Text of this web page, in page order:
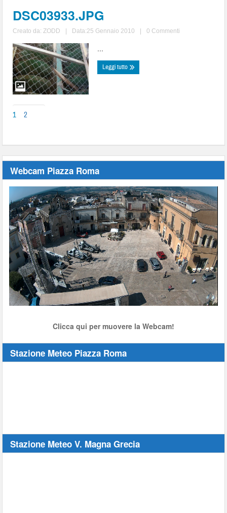
DSC03933.JPG
Creato da:ZODD Data:25 Gennaio 2010 0 Commenti
...
Leggi tutto
1 2
Webcam Piazza Roma
Unmute
Clicca qui per muovere la Webcam!
Stazione Meteo Piazza Roma
Stazione Meteo V. Magna Grecia